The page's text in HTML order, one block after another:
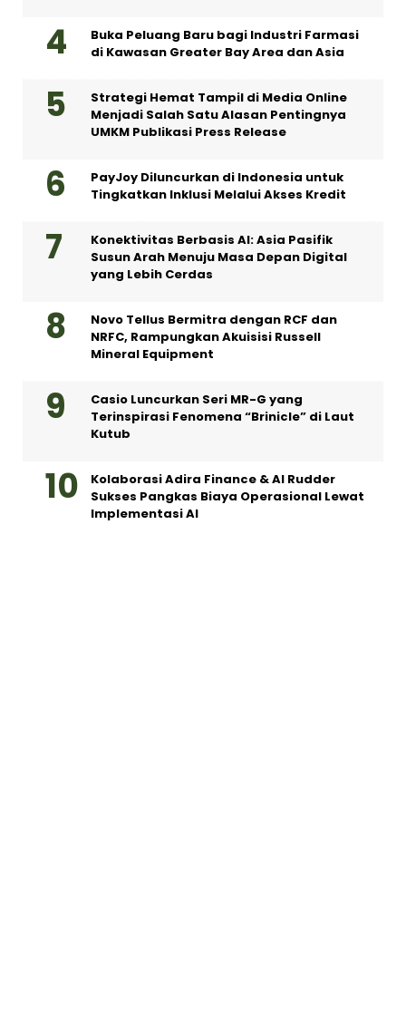
Buka Peluang Baru bagi Industri Farmasi
di Kawasan Greater Bay Area dan Asia
Strategi Hemat Tampil di Media Online
Menjadi Salah Satu Alasan Pentingnya
UMKM Publikasi Press Release
PayJoy Diluncurkan di Indonesia untuk
Tingkatkan Inklusi Melalui Akses Kredit
Konektivitas Berbasis AI: Asia Pasifik
Susun Arah Menuju Masa Depan Digital
yang Lebih Cerdas
Novo Tellus Bermitra dengan RCF dan
NRFC, Rampungkan Akuisisi Russell
Mineral Equipment
Casio Luncurkan Seri MR-G yang
Terinspirasi Fenomena “Brinicle” di Laut
Kutub
Kolaborasi Adira Finance & AI Rudder
Sukses Pangkas Biaya Operasional Lewat
Implementasi AI